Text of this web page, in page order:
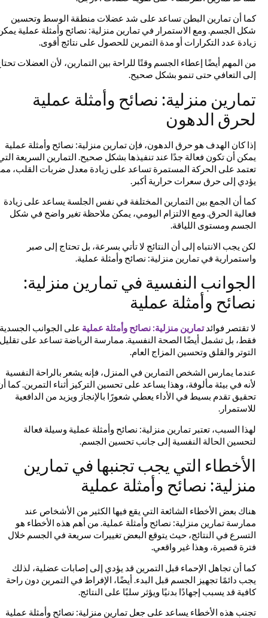
كما أن تمارين البطن تساعد على شد عضلات منطقة الوسط وتحسين
شكل الجسم. ومع الاستمرار في تمارين منزلية: نصائح وأمثلة عملية يمكن
زيادة عدد التكرارات أو مدة التمرين للحصول على نتائج أقوى.
من المهم أيضًا إعطاء الجسم وقتًا للراحة بين التمارين، لأن العضلات تحتاج
إلى التعافي حتى تنمو بشكل صحيح.
تمارين منزلية: نصائح وأمثلة عملية
لحرق الدهون
إذا كان الهدف هو حرق الدهون، فإن تمارين منزلية: نصائح وأمثلة عملية
يمكن أن تكون فعالة جدًا عند تنفيذها بشكل صحيح. التمارين السريعة التي
تعتمد على الحركة المستمرة تساعد على زيادة معدل ضربات القلب، مما
يؤدي إلى حرق سعرات حرارية أكبر.
كما أن الجمع بين التمارين المختلفة في نفس الجلسة يساعد على زيادة
فعالية الحرق. ومع الالتزام اليومي، يمكن ملاحظة تغير واضح في شكل
الجسم ومستوى اللياقة.
لكن يجب الانتباه إلى أن النتائج لا تأتي بسرعة، بل تحتاج إلى صبر
واستمرارية في تمارين منزلية: نصائح وأمثلة عملية.
الجوانب النفسية في تمارين منزلية:
نصائح وأمثلة عملية
لا تقتصر فوائدتمارين منزلية: نصائح وأمثلة عمليةعلى الجوانب الجسدية
فقط، بل تشمل أيضًا الصحة النفسية. ممارسة الرياضة تساعد على تقليل
التوتر والقلق وتحسين المزاج العام.
عندما يمارس الشخص التمارين في المنزل، فإنه يشعر بالراحة النفسية
لأنه في بيئة مألوفة، وهذا يساعد على تحسين التركيز أثناء التمرين. كما أن
تحقيق تقدم بسيط في الأداء يعطي شعورًا بالإنجاز ويزيد من الدافعية
للاستمرار.
لهذا السبب، تعتبر تمارين منزلية: نصائح وأمثلة عملية وسيلة فعالة
لتحسين الحالة النفسية إلى جانب تحسين الجسم.
الأخطاء التي يجب تجنبها في تمارين
منزلية: نصائح وأمثلة عملية
هناك بعض الأخطاء الشائعة التي يقع فيها الكثير من الأشخاص عند
ممارسة تمارين منزلية: نصائح وأمثلة عملية. من أهم هذه الأخطاء هو
التسرع في النتائج، حيث يتوقع البعض تغييرات سريعة في الجسم خلال
فترة قصيرة، وهذا غير واقعي.
كما أن تجاهل الإحماء قبل التمرين قد يؤدي إلى إصابات عضلية، لذلك
يجب دائمًا تجهيز الجسم قبل البدء. أيضًا، الإفراط في التمرين دون راحة
كافية قد يسبب إجهادًا بدنيًا ويؤثر سلبًا على النتائج.
تجنب هذه الأخطاء يساعد على جعل تمارين منزلية: نصائح وأمثلة عملية